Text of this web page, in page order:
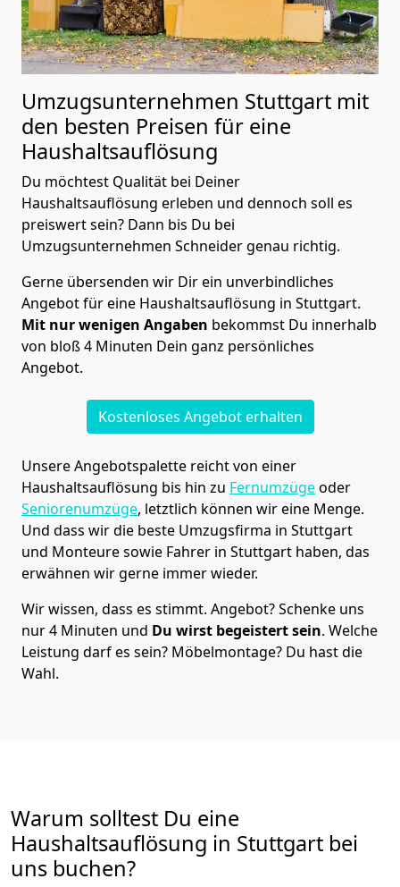
Umzugsunternehmen Stuttgart mit
den besten Preisen für eine
Haushaltsauflösung
Du möchtest Qualität bei Deiner
Haushaltsauflösung erleben und dennoch soll es
preiswert sein? Dann bis Du bei
Umzugsunternehmen Schneider genau richtig.
Gerne übersenden wir Dir ein unverbindliches
Angebot für eine Haushaltsauflösung in Stuttgart.
Mit nur wenigen Angaben bekommst Du innerhalb
von bloß 4 Minuten Dein ganz persönliches
Angebot.
Kostenloses Angebot erhalten
Unsere Angebotspalette reicht von einer
Haushaltsauflösung bis hin zu Fernumzügeoder
Seniorenumzüge, letztlich können wir eine Menge.
Und dass wir die beste Umzugsfirma in Stuttgart
und Monteure sowie Fahrer in Stuttgart haben, das
erwähnen wir gerne immer wieder.
Wir wissen, dass es stimmt. Angebot? Schenke uns
nur 4 Minuten und Du wirst begeistert sein. Welche
Leistung darf es sein? Möbelmontage? Du hast die
Wahl.
Warum solltest Du eine
Haushaltsauflösung in Stuttgart bei
uns buchen?